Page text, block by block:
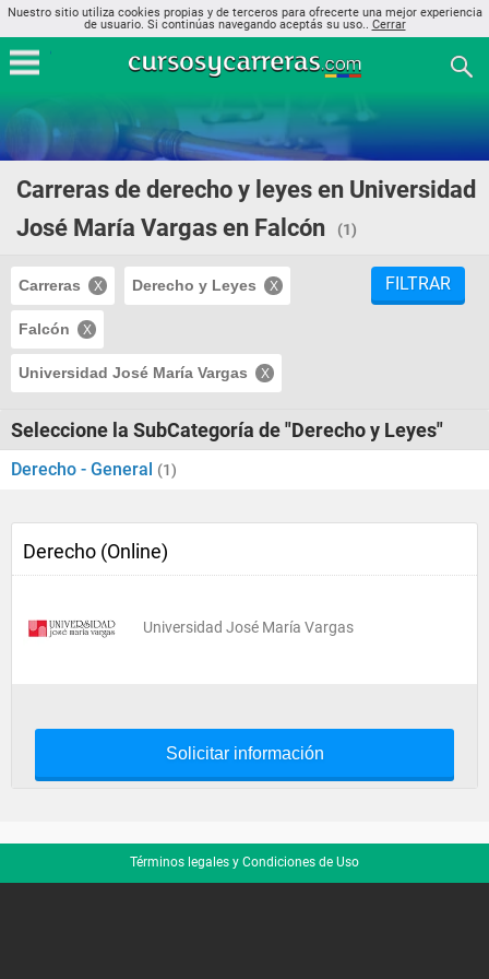
Nuestro sitio utiliza cookies propias y de terceros para ofrecerte una mejor experiencia
de usuario. Si continúas navegando aceptás su uso.. Cerrar
Carreras de derecho y leyes en Universidad
José María Vargas en Falcón
(1)
Carreras Derecho y Leyes
Falcón
Universidad José María Vargas
FILTRAR
Seleccione la SubCategoría de "Derecho y Leyes"
Derecho - General (1)
Derecho (Online)
Universidad José María Vargas
Solicitar información
Términos legales y Condiciones de Uso